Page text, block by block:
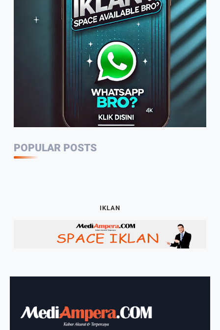
GORO Massal Serentak
4:10
Arif Tetap Bertahan, Usaha
Rumahan Mengolah Air Nira Jadi
Gula Kelapa
PWI Jambi Rutin Setiap Tahun
Potong Hewan Qurban
2:35
Berkah Banjir, Yusuf Pembuat
Perahu Kebanjiran Orderan Bikin
POPULAR POSTS
IKLAN